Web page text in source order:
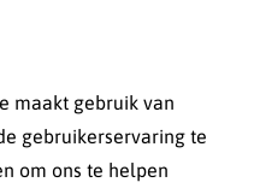
maakt gebruik van
gebruikerservaring te
om ons te helpen